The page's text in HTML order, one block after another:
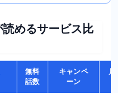
めるサービス比
無料
話数
キャンペ
ーン
月